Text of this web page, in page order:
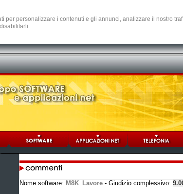
per personalizzare i contenuti e gli annunci, analizzare il nostro
Nome software: M8K_Lavore- Giudizio complessivo: